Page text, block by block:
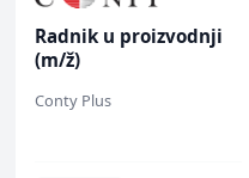
Radnik u proizvodnji
(m/ž)
Conty Plus